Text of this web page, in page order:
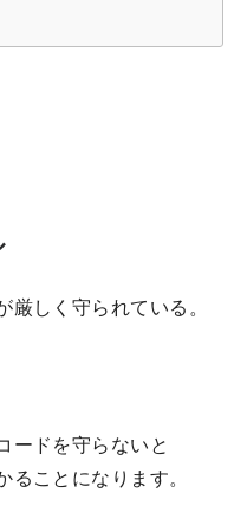
厳しく守られている。
ードを守らないと
ることになります。